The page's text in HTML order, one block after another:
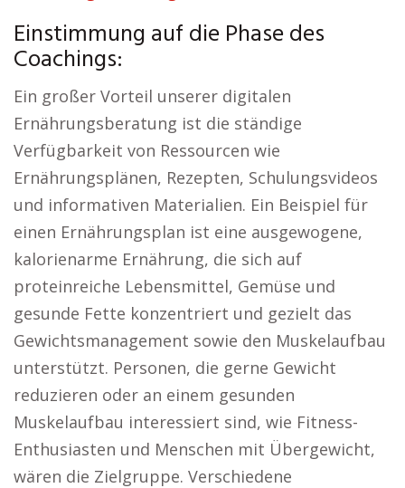
Einstimmung auf die Phase des
Coachings:
Ein großer Vorteil unserer digitalen
Ernährungsberatung ist die ständige
Verfügbarkeit von Ressourcen wie
Ernährungsplänen, Rezepten, Schulungsvideos
und informativen Materialien. Ein Beispiel für
einen Ernährungsplan ist eine ausgewogene,
kalorienarme Ernährung, die sich auf
proteinreiche Lebensmittel, Gemüse und
gesunde Fette konzentriert und gezielt das
Gewichtsmanagement sowie den Muskelaufbau
unterstützt. Personen, die gerne Gewicht
reduzieren oder an einem gesunden
Muskelaufbau interessiert sind, wie Fitness-
Enthusiasten und Menschen mit Übergewicht,
wären die Zielgruppe. Verschiedene